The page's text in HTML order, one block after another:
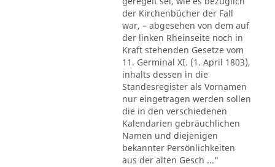
der Kirchenbücher der Fall
war, – abgesehen von dem auf
der linken Rheinseite noch in
Kraft stehenden Gesetze vom
11. Germinal XI. (1. April 1803),
inhalts dessen in die
Standesregister als Vornamen
nur eingetragen werden sollen
die in den verschiedenen
Kalendarien gebräuchlichen
Namen und diejenigen
bekannter Persönlichkeiten
aus der alten Gesch ..."